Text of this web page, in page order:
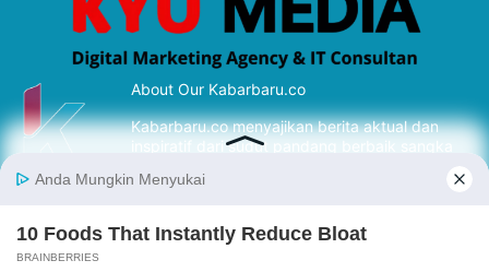
About Our Kabarbaru.co
Kabarbaru.co menyajikan berita aktual dan
inspiratif dari sudut pandang berbaik sangka